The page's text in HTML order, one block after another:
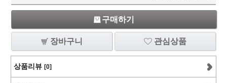
구매하기
장바구니 관심상품
상품리뷰 [0]